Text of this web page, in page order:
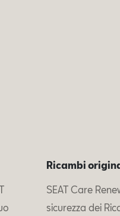
Ricambi
SEAT Care
sicurezza dei